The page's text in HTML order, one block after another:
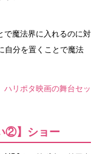
で魔法界に入れるのに対
自分を置くことで魔法
リポタ映画の舞台セッ
②】ショー